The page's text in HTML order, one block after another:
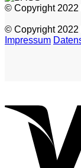
© Copyright 2022
© Copyright 2022
Impressum